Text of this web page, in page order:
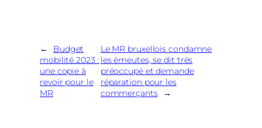
←
Budget
mobilité 2023 :
une copie à
revoir pour le
MR
Le MR bruxellois condamne
les émeutes, se dit très
préoccupé et demande
réparation pour les
commerçants
→